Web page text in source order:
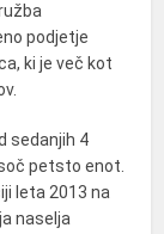
podjetje
ki je več kot
sedanjih 4
petsto enot.
leta 2013 na
naselja